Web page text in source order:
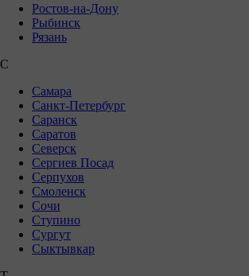
Ростов-на-Дону
Рыбинск
Рязань
С
Самара
Санкт-Петербург
Саранск
Саратов
Северск
Сергиев Посад
Серпухов
Смоленск
Сочи
Ступино
Сургут
Сыктывкар